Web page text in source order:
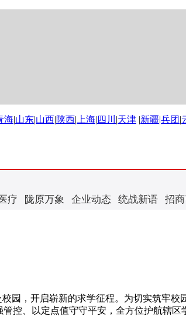
海|山东|山西|陕西| 上海| 四川 |天津 |新疆|兵团 |
疗 陇原万象 企业动态 统战新语 招
，开启崭新的求学征程。为切实筑牢校
控、以定点值守守平安，全方位护航辖区